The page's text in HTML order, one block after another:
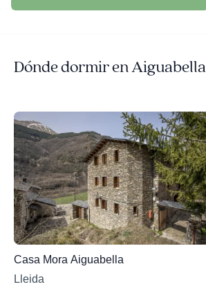
Dónde dormir en Aiguabella
Casa Mora Aiguabella
Lleida